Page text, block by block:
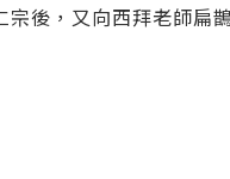
宗後，又向西拜老師扁